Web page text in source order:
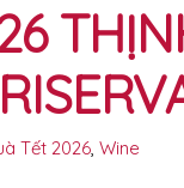
Tết 2026, Wine